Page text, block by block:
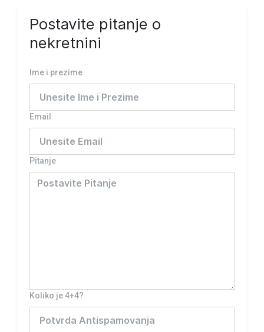
Postavite pitanje o
nekretnini
Ime i prezime
Email
Pitanje
Koliko je 4+4?